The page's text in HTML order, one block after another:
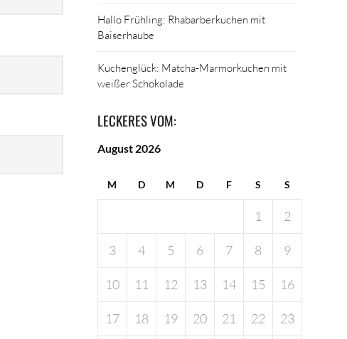
Hallo Frühling: Rhabarberkuchen mit
Baiserhaube
Kuchenglück: Matcha-Marmorkuchen mit
weißer Schokolade
LECKERES VOM:
August 2026
M D M D F S S
1 2
3 4 5 6 7 8 9
10 11 12 13 14 15 16
17 18 19 20 21 22 23